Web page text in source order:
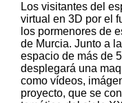
Los visitantes del
virtual en 3D por el
los pormenores de
de Murcia. Junto a
espacio de más de
desplegará una
como vídeos,
proyecto, que se